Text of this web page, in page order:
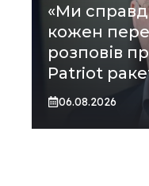
«Ми
кожен
розповів
Patriot
06.08.2026